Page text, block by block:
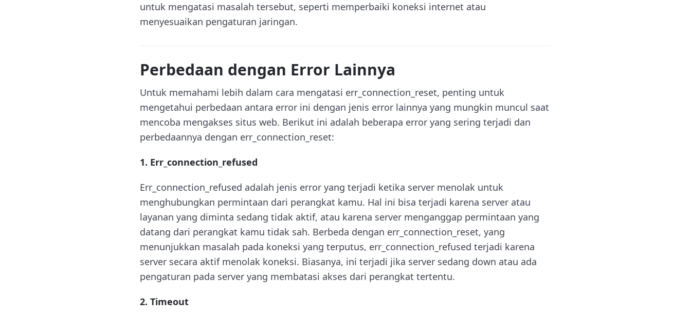
untuk mengatasi masalah tersebut, seperti memperbaiki koneksi internet atau
menyesuaikan pengaturan jaringan.
Perbedaan dengan Error Lainnya
Untuk memahami lebih dalam cara mengatasi err_connection_reset, penting untuk
mengetahui perbedaan antara error ini dengan jenis error lainnya yang mungkin muncul saat
mencoba mengakses situs web. Berikut ini adalah beberapa error yang sering terjadi dan
perbedaannya dengan err_connection_reset:
1. Err_connection_refused
Err_connection_refused adalah jenis error yang terjadi ketika server menolak untuk
menghubungkan permintaan dari perangkat kamu. Hal ini bisa terjadi karena server atau
layanan yang diminta sedang tidak aktif, atau karena server menganggap permintaan yang
datang dari perangkat kamu tidak sah. Berbeda dengan err_connection_reset, yang
menunjukkan masalah pada koneksi yang terputus, err_connection_refused terjadi karena
server secara aktif menolak koneksi. Biasanya, ini terjadi jika server sedang down atau ada
pengaturan pada server yang membatasi akses dari perangkat tertentu.
2. Timeout